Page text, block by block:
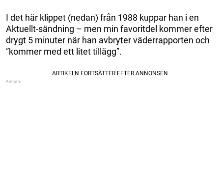
I det här klippet (nedan) från 1988 kuppar han i en
Aktuellt-sändning – men min favoritdel kommer efter
drygt 5 minuter när han avbryter väderrapporten och
”kommer med ett litet tillägg”.